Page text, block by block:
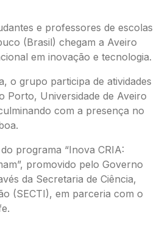
e professores de escolas
(Brasil) chegam a Aveiro
em inovação e tecnologia.
o grupo participa de atividades
Porto, Universidade de Aveiro
com a presença no
programa “Inova CRIA:
promovido pelo Governo
da Secretaria de Ciência,
(SECTI), em parceria com o